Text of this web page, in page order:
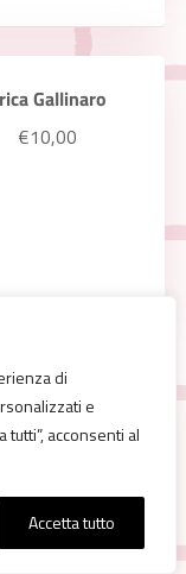
di
e
tutti”, acconsenti al
Accetta tutto
Gallinaro
€10,00
crovetti
€100,00
la mia città e
dono un piccolo
per